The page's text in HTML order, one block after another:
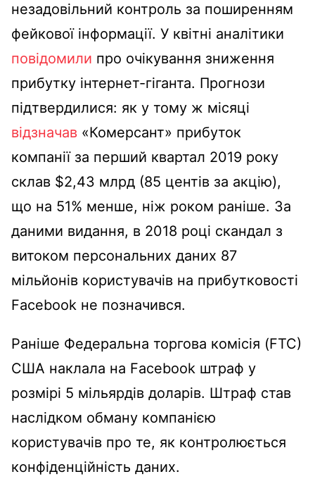
незадовільний контроль за поширенням
фейкової інформації. У квітні аналітики
повідомили про очікування зниження
прибутку інтернет-гіганта. Прогнози
підтвердилися: як у тому ж місяці
відзначав «Комерсант» прибуток
компанії за перший квартал 2019 року
склав $2,43 млрд (85 центів за акцію),
що на 51% менше, ніж роком раніше. За
даними видання, в 2018 році скандал з
витоком персональних даних 87
мільйонів користувачів на прибутковості
Facebook не позначився.
Раніше Федеральна торгова комісія (FTC)
США наклала на Facebook штраф у
розмірі 5 мільярдів доларів. Штраф став
наслідком обману компанією
користувачів про те, як контролюється
конфіденційність даних.